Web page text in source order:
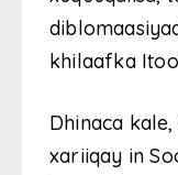
khilaafka
Dhinaca
xariiqay in